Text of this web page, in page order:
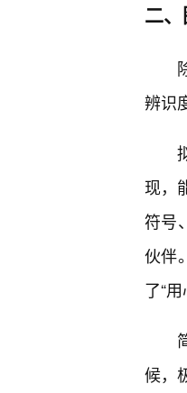
二
辨识
现，
符号
伙伴
了“
候，